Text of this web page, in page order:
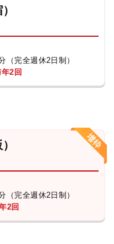
（完全週休2日制）
2回
（完全週休2日制）
2回